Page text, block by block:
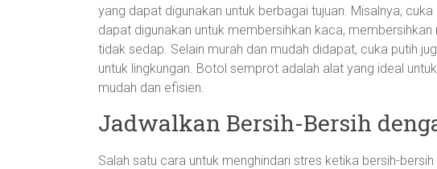
yang dapat digunakan untuk berbagai tujuan. Misalnya,
dapat digunakan untuk membersihkan kaca,
tidak sedap. Selain murah dan mudah didapat, cuka putih
untuk lingkungan. Botol semprot adalah alat yang ideal
mudah dan efisien.
Jadwalkan Bersih-Bersih
Salah satu cara untuk menghindari stres ketika bersih-